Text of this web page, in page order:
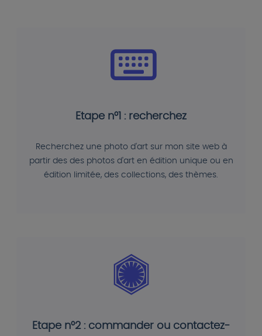
Etape n°1 : recherchez
Recherchez une photo d'art sur mon site web à
partir des des photos d'art en édition unique ou en
édition limitée, des collections, des thèmes.
Etape n°2 : commander ou contactez-